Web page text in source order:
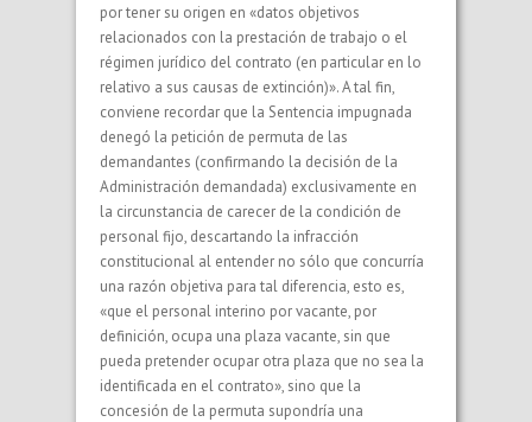
por tener su origen en «datos objetivos
relacionados con la prestación de trabajo o el
régimen jurídico del contrato (en particular en lo
relativo a sus causas de extinción)». A tal fin,
conviene recordar que la Sentencia impugnada
denegó la petición de permuta de las
demandantes (confirmando la decisión de la
Administración demandada) exclusivamente en
la circunstancia de carecer de la condición de
personal fijo, descartando la infracción
constitucional al entender no sólo que concurría
una razón objetiva para tal diferencia, esto es,
«que el personal interino por vacante, por
definición, ocupa una plaza vacante, sin que
pueda pretender ocupar otra plaza que no sea la
identificada en el contrato», sino que la
concesión de la permuta supondría una